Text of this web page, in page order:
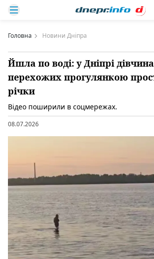
Головна Новини Дніпра
Йшла по воді: у Дніпрі
перехожих прогулянкою
річки
Відео поширили в соцмережах.
08.07.2026